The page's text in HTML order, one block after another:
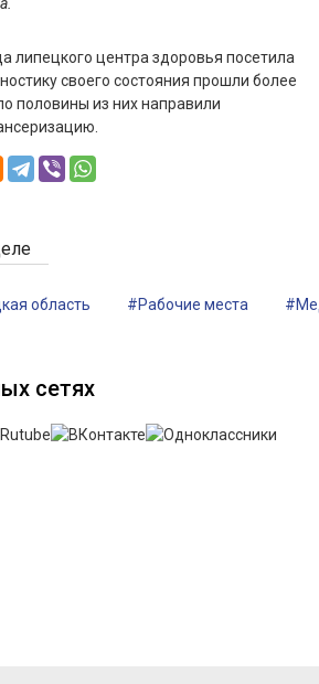
липецкого центра здоровья посетила
своего состояния прошли более
половины из них направили
область #Рабочие места
сетях